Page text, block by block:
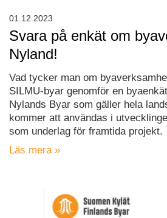
Svara på enkät om
Nyland!
Vad tycker man om
SILMU-byar genomför en
Nylands Byar som gäller hela
kommer att användas i
som underlag för framtida projekt.
Läs mera »
01.12.2023